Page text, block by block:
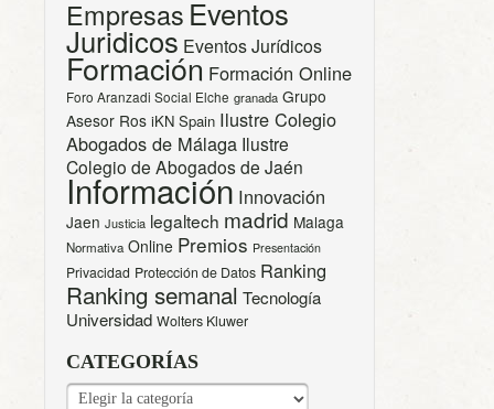
Empresas Eventos
Juridicos Eventos Jurídicos
Formación Formación Online
Foro Aranzadi Social Elche granada Grupo
Asesor Ros iKN Spain Ilustre Colegio
Abogados de Málaga Ilustre
Colegio de Abogados de Jaén
Información Innovación
Jaen Justicia legaltech madrid Malaga
Normativa Online Premios Presentación
Privacidad Protección de Datos Ranking
Ranking semanal Tecnología
Universidad Wolters Kluwer
CATEGORÍAS
CATEGORÍAS